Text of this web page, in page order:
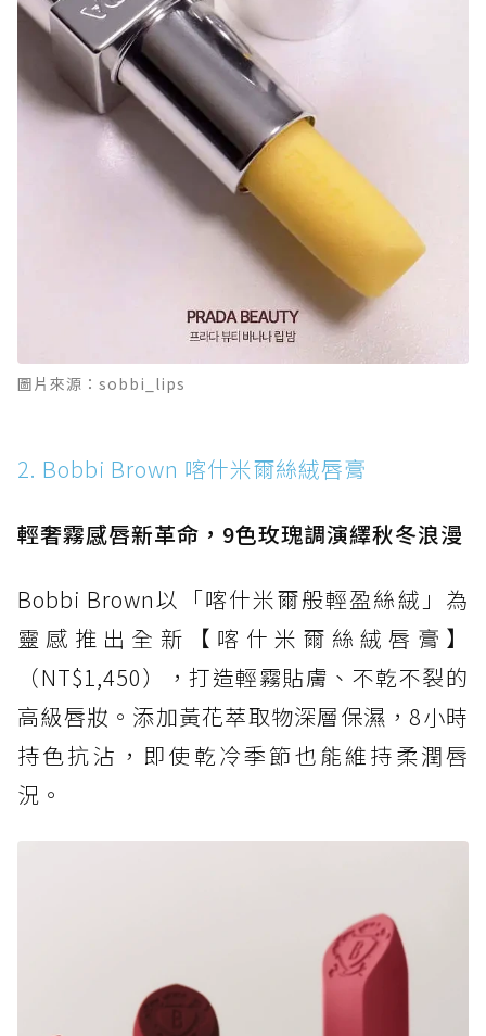
圖片來源：sobbi_lips
2. Bobbi Brown 喀什米爾絲絨唇膏
輕奢霧感唇新革命，9色玫瑰調演繹秋冬浪漫
Bobbi Brown以「喀什米爾般輕盈絲絨」為
靈感推出全新【喀什米爾絲絨唇膏】
（NT$1,450），打造輕霧貼膚、不乾不裂的
高級唇妝。添加黃花萃取物深層保濕，8小時
持色抗沾，即使乾冷季節也能維持柔潤唇
況。